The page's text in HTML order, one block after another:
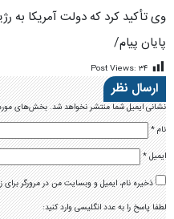
وی تأکید کرد که دولت آمریکا به
پایان پیام/
Post Views: ۳۴
ارسال نظر
نشانی ایمیل شما منتشر نخواهد شد.بخش‌های
نام*
ایمیل*
ذخیره نام، ایمیل و وبسایت من در مرورگر
لطفا پاسخ را به عدد انگلیسی وارد کنید: